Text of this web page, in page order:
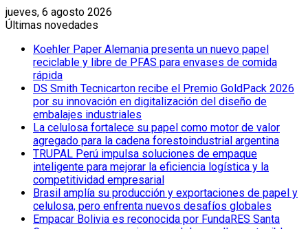
jueves, 6 agosto 2026
Últimas novedades
Koehler Paper Alemania presenta un nuevo papel
reciclable y libre de PFAS para envases de comida
rápida
DS Smith Tecnicarton recibe el Premio GoldPack 2026
por su innovación en digitalización del diseño de
embalajes industriales
La celulosa fortalece su papel como motor de valor
agregado para la cadena forestoindustrial argentina
TRUPAL Perú impulsa soluciones de empaque
inteligente para mejorar la eficiencia logística y la
competitividad empresarial
Brasil amplía su producción y exportaciones de papel y
celulosa, pero enfrenta nuevos desafíos globales
Empacar Bolivia es reconocida por FundaRES Santa